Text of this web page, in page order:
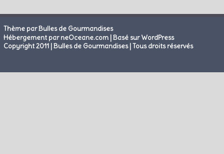
Thème par Bulles de Gourmandises
Hébergement par neOceane.com |Basé sur WordPress
Copyright 2011 | Bulles de Gourmandises | Tous droits réservés